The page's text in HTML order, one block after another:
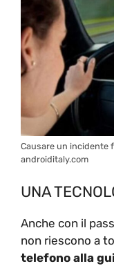
Causare un incidente
androiditaly.com
UNA
Anche con il
non riescono a
telefono alla